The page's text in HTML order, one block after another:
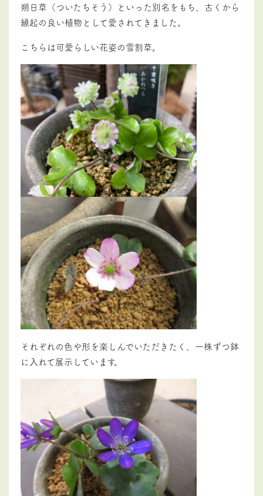
朔日草（ついたちそう）といった別名をもち、古くから
縁起の良い植物として愛されてきました。
こちらは可愛らしい花姿の雪割草。
それぞれの色や形を楽しんでいただきたく、一株ずつ鉢
に入れて展示しています。